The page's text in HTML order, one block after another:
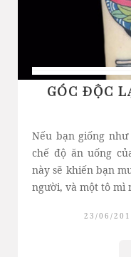
GÓC ĐỘC
Nếu bạn giống
chế độ ăn uống
này sẽ khiến bạn
người, và một tô mì
23/06/